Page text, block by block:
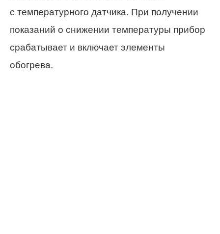
с температурного датчика. При получении
показаний о снижении температуры прибор
срабатывает и включает элементы
обогрева.